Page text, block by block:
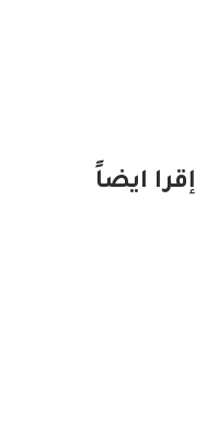
إقرا ايضاً